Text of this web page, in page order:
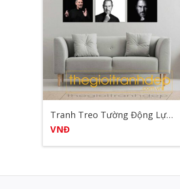
Tranh Treo Tường Động Lực 26
VNĐ